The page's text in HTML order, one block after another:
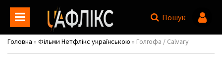
Пошук
Головна » Фільми Нетфлікс українською » Голгофа / Calvary